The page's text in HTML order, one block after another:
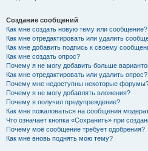
Создание сообщений
Как мне создать новую тему или сообщение?
Как мне отредактировать или удалить
Как мне добавить подпись к своему
Как мне создать опрос?
Почему я не могу добавить больше
Как мне отредактировать или удалить опрос?
Почему мне недоступны некоторые
Почему я не могу добавлять вложения?
Почему я получил предупреждение?
Как мне пожаловаться на сообщения
Что означает кнопка «Сохранить» при
Почему моё сообщение требует одобрения?
Как мне вновь поднять мою тему?